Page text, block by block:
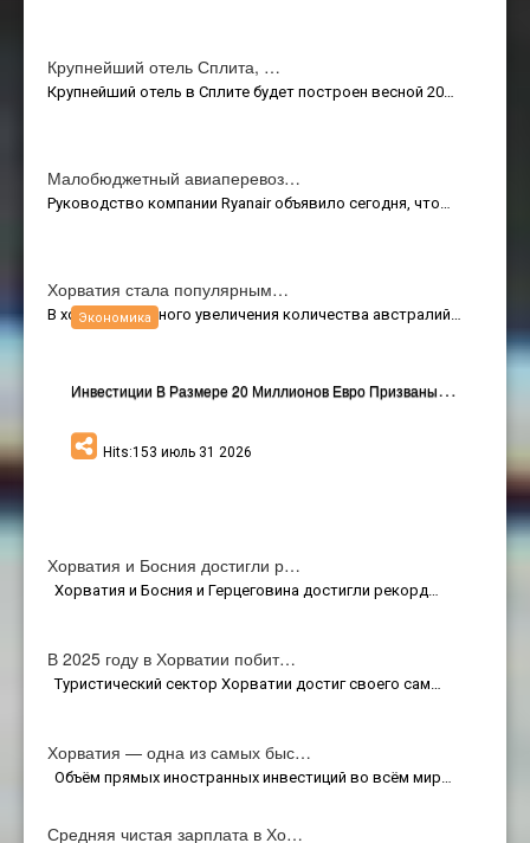
Крупнейший отель Сплита, …
Крупнейший отель в Сплите будет построен весной 20…
Малобюджетный авиаперевоз…
Руководство компании Ryanair объявило сегодня, что…
Хорватия стала популярным…
В ходе постоянного увеличения количества австралий…
И
Нвестиции В Размере 20 Миллионов Евро Призваны Оживить Континентальный Хорватский Туризм
Hits:153 июль 31 2026
Экономика
Хорватия и Босния достигли р…
Хорватия и Босния и Герцеговина достигли рекорд…
В 2025 году в Хорватии побит…
Туристический сектор Хорватии достиг своего сам…
Хорватия — одна из самых быс…
Объём прямых иностранных инвестиций во всём мир…
Средняя чистая зарплата в Хо…